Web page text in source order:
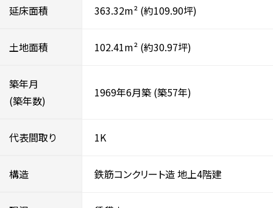
延床面積 363.32m² (約109.90坪)
土地面積 102.41m² (約30.97坪)
築年月
(築年数)
1969年6月築 (築57年)
代表間取り 1K
構造 鉄筋コンクリート造地上4階建